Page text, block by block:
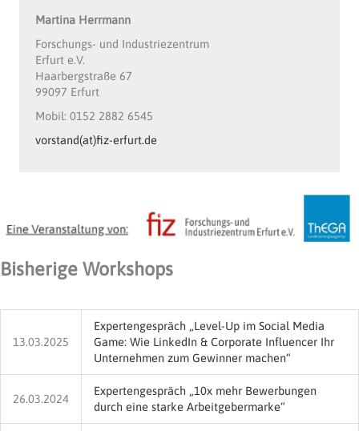
Martina Herrmann
Forschungs- und Industriezentrum
Erfurt e.V.
Haarbergstraße 67
99097 Erfurt
Mobil: 0152 2882 6545
vorstand(at)fiz-erfurt.de
Bisherige Workshops
13.03.2025
Expertengespräch „Level-Up im Social Media
Game: Wie LinkedIn & Corporate Influencer Ihr
Unternehmen zum Gewinner machen“
26.03.2024
Expertengespräch „10x mehr Bewerbungen
durch eine starke Arbeitgebermarke“